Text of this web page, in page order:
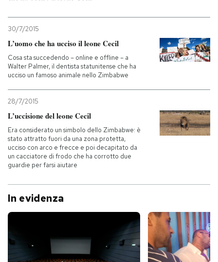
Entra
30/7/2015
L’uomo che ha ucciso il leone Cecil
Cosa sta succedendo – online e offline – a
Walter Palmer, il dentista statunitense che ha
ucciso un famoso animale nello Zimbabwe
28/7/2015
L’uccisione del leone Cecil
Era considerato un simbolo dello Zimbabwe: è
stato attratto fuori da una zona protetta,
ucciso con arco e frecce e poi decapitato da
un cacciatore di frodo che ha corrotto due
guardie per farsi aiutare
In evidenza